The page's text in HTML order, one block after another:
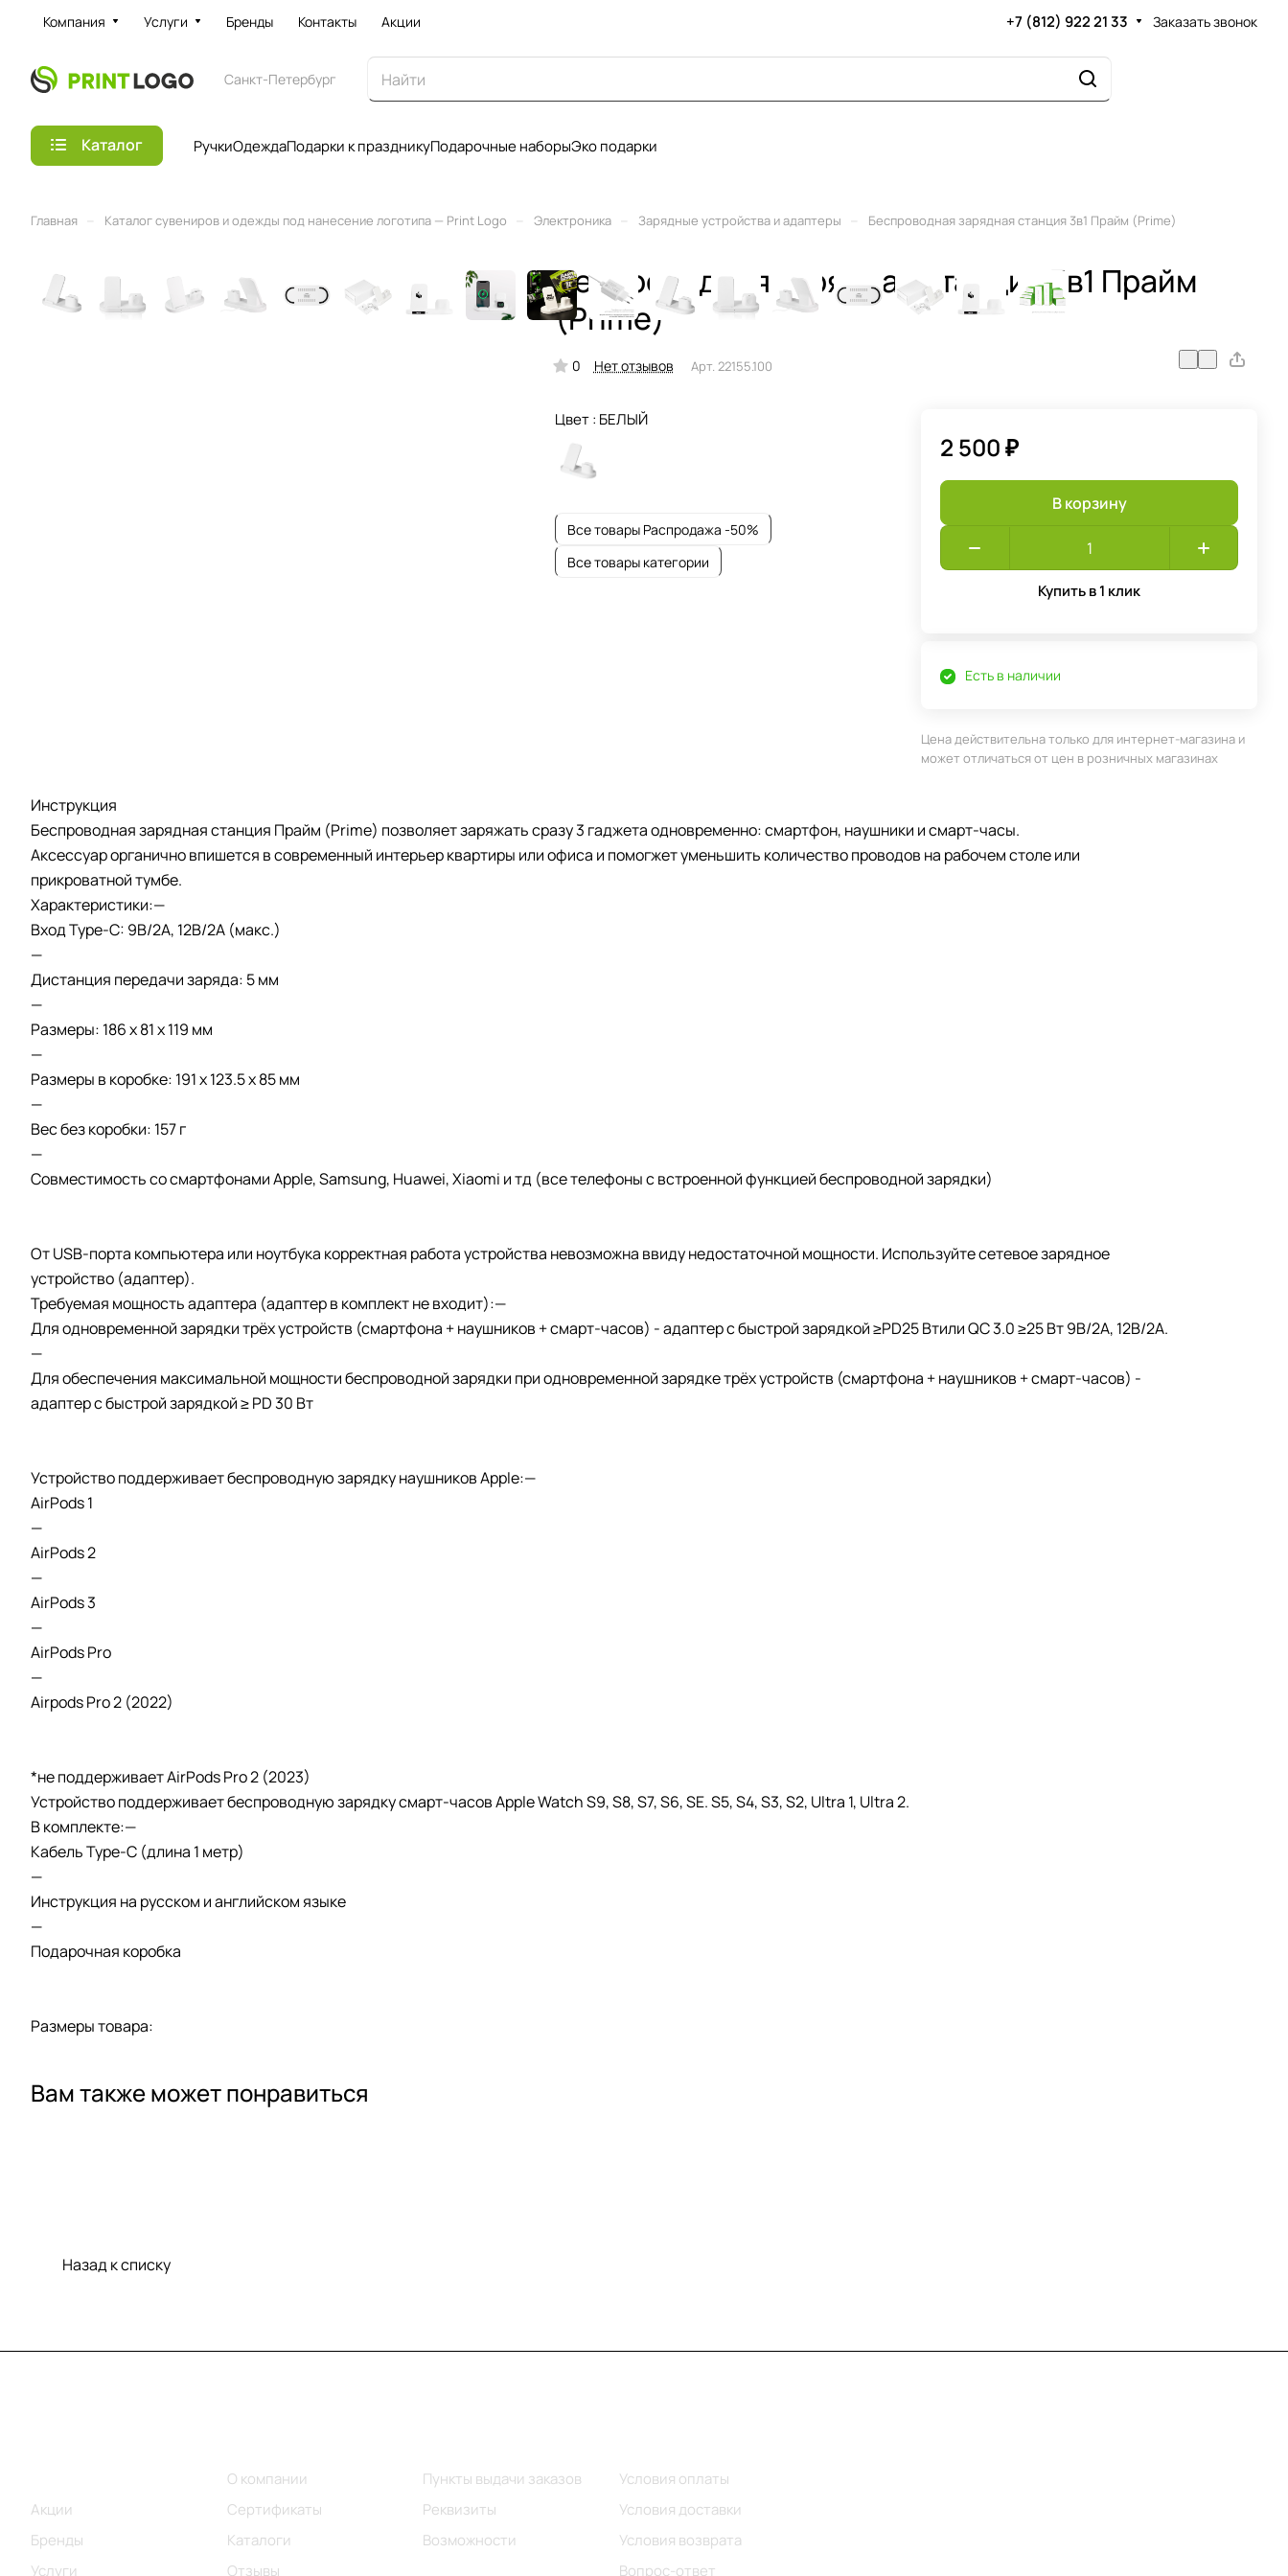
Компания Услуги Бренды Контакты Акции +7 (812) 922 21 33 Заказать звонок
Санкт-Петербург
Каталог РучкиОдеждаПодарки к праздникуПодарочные наборыЭко подарки
Главная Каталог сувениров и одежды под нанесение логотипа — Print Logo Электроника Зарядные устройства и адаптеры Беспроводная зарядная станция 3в1 Прайм (Prime)
Беспроводная зарядная станция 3в1 Прайм
(Prime)
0 Нет отзывов Арт. 22155.100
Цвет : БЕЛЫЙ
Все товары Распродажа -50%
Все товары категории
2 500 ₽
В корзину
Купить в 1 клик
Есть в наличии
Цена действительна только для интернет-магазина и
может отличаться от цен в розничных магазинах
Инструкция
Беспроводная зарядная станция Прайм (Prime) позволяет заряжать сразу 3 гаджета одновременно: смартфон, наушники и смарт-часы.
Аксессуар органично впишется в современный интерьер квартиры или офиса и помогжет уменьшить количество проводов на рабочем столе или
прикроватной тумбе.
Характеристики:—
Вход Type-C: 9В/2A, 12В/2A (макс.)
—
Дистанция передачи заряда: 5 мм
—
Размеры: 186 х 81 х 119 мм
—
Размеры в коробке: 191 х 123.5 х 85 мм
—
Вес без коробки: 157 г
—
Совместимость со смартфонами Apple, Samsung, Huawei, Xiaomi и тд (все телефоны с встроенной функцией беспроводной зарядки)
От USB-порта компьютера или ноутбука корректная работа устройства невозможна ввиду недостаточной мощности. Используйте сетевое зарядное
устройство (адаптер).
Требуемая мощность адаптера (адаптер в комплект не входит):—
Для одновременной зарядки трёх устройств (смартфона + наушников + смарт-часов) - адаптер с быстрой зарядкой ≥PD25 Втили QC 3.0 ≥25 Вт 9В/2A, 12В/2A.
—
Для обеспечения максимальной мощности беспроводной зарядки при одновременной зарядке трёх устройств (смартфона + наушников + смарт-часов) -
адаптер с быстрой зарядкой ≥ PD 30 Вт
Устройство поддерживает беспроводную зарядку наушников Apple:—
AirPods 1
—
AirPods 2
—
AirPods 3
—
AirPods Pro
—
Airpods Pro 2 (2022)
*не поддерживает AirPods Pro 2 (2023)
Устройство поддерживает беспроводную зарядку смарт-часов Apple Watch S9, S8, S7, S6, SE. S5, S4, S3, S2, Ultra 1, Ultra 2.
В комплекте:—
Кабель Type-C (длина 1 метр)
—
Инструкция на русском и английском языке
—
Подарочная коробка
Размеры товара:
Вам также может понравиться
Назад к списку
Акции
Бренды
Услуги
О компании
Сертификаты
Каталоги
Отзывы
Пункты выдачи заказов
Реквизиты
Возможности
Условия оплаты
Условия доставки
Условия возврата
Вопрос-ответ